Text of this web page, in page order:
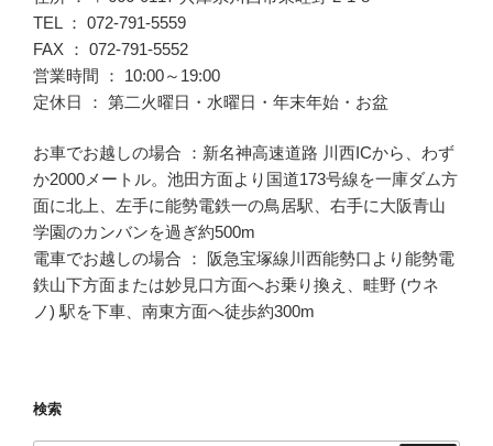
TEL ： 072-791-5559
FAX ： 072-791-5552
営業時間 ： 10:00～19:00
定休日 ： 第二火曜日・水曜日・年末年始・お盆
お車でお越しの場合 ：新名神高速道路 川西ICから、わず
か2000メートル。池田方面より国道173号線を一庫ダム方
面に北上、左手に能勢電鉄一の鳥居駅、右手に大阪青山
学園のカンバンを過ぎ約500m
電車でお越しの場合 ： 阪急宝塚線川西能勢口より能勢電
鉄山下方面または妙見口方面へお乗り換え、畦野 (ウネ
ノ) 駅を下車、南東方面へ徒歩約300m
検索